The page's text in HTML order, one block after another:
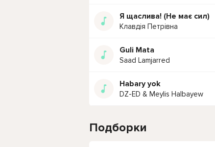
Я щаслива! (Не має сил)
Клавдія Петрівна
Guli Mata
Saad Lamjarred
Habary yok
DZ-ED & Meylis Halbayew
Подборки